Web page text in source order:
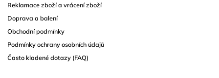
Reklamace zboží a vrácení zboží
Doprava a balení
Obchodní podmínky
Podmínky ochrany osobních údajů
Často kladené dotazy (FAQ)